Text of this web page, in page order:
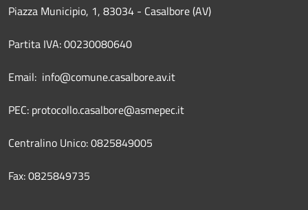
Piazza Municipio, 1, 83034 - Casalbore (AV)
Partita IVA: 00230080640
Email: info@comune.casalbore.av.it
PEC: protocollo.casalbore@asmepec.it
Centralino Unico: 0825849005
Fax: 0825849735